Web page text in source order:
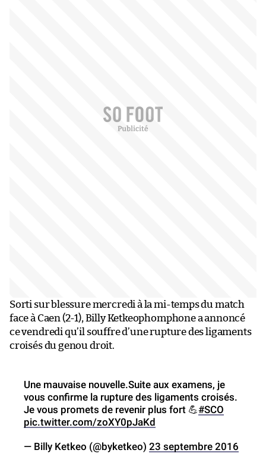
Sorti sur blessure mercredi à la mi-temps du match
face à Caen (2-1), Billy Ketkeophomphone a annoncé
ce vendredi qu’il souffre d’une rupture des ligaments
croisés du genou droit.
Une mauvaise nouvelle.Suite aux examens, je
vous confirme la rupture des ligaments croisés.
Je vous promets de revenir plus fort 💪#SCO
pic.twitter.com/zoXY0pJaKd
— Billy Ketkeo (@byketkeo) 23 septembre 2016